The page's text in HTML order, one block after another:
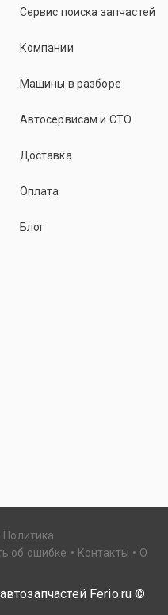
Сервис поиска запчастей
Компании
Машины в разборе
Автосервисам и СТО
Доставка
Оплата
Блог
Политика
об ошибке Контакты
О
Ferio.ru ©